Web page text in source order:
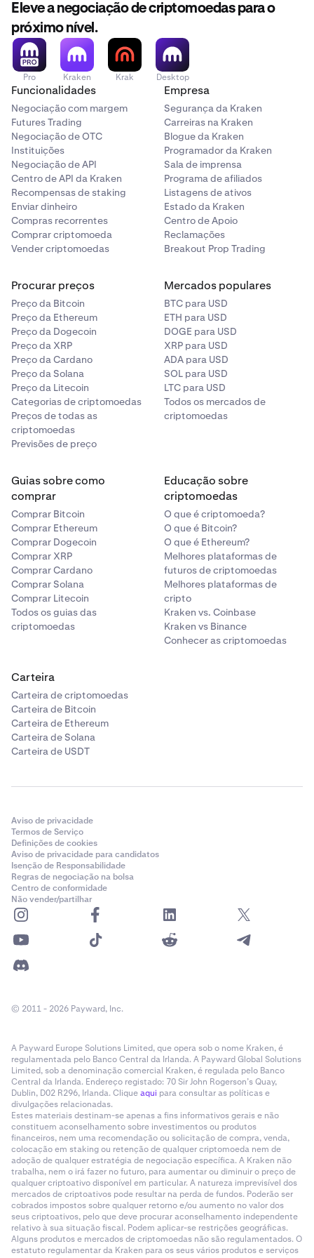
instantâneas.
Negocie NIGHT Perp
Apenas o volume de negociação NIGHT Perp durante
o desafio conta para as recompensas.
Se você ainda não tem uma conta, crie uma e complete
os passos acima antes que o desafio termine.
O volume de negociação da subconta é agregado na
conta principal.
A Kraken reserva-se o direito de desqualificar
participantes que abusem da Promoção, incluindo
através de múltiplas contas, wash trading ou
manipulação de volume.
Toda a participação está sujeita aos Termos de
Serviço da Kraken.
Leia ostermos e condições
da Kraken para todas as
regras do desafio.
Eleve a negociação de criptomoedas para o
próximo nível.
Pro Kraken Krak Desktop
Funcionalidades
Negociação com margem
Futures Trading
Negociação de OTC
Instituições
Negociação de API
Centro de API da Kraken
Recompensas de staking
Enviar dinheiro
Compras recorrentes
Comprar criptomoeda
Vender criptomoedas
Empresa
Segurança da Kraken
Carreiras na Kraken
Blogue da Kraken
Programador da Kraken
Sala de imprensa
Programa de afiliados
Listagens de ativos
Estado da Kraken
Centro de Apoio
Reclamações
Breakout Prop Trading
Procurar preços
Preço da Bitcoin
Preço da Ethereum
Preço da Dogecoin
Preço da XRP
Preço da Cardano
Preço da Solana
Preço da Litecoin
Categorias de criptomoedas
Preços de todas as
criptomoedas
Previsões de preço
Mercados populares
BTC para USD
ETH para USD
DOGE para USD
XRP para USD
ADA para USD
SOL para USD
LTC para USD
Todos os mercados de
criptomoedas
Guias sobre como
comprar
Comprar Bitcoin
Comprar Ethereum
Comprar Dogecoin
Comprar XRP
Comprar Cardano
Comprar Solana
Comprar Litecoin
Todos os guias das
criptomoedas
Educação sobre
criptomoedas
O que é criptomoeda?
O que é Bitcoin?
O que é Ethereum?
Melhores plataformas de
futuros de criptomoedas
Melhores plataformas de
cripto
Kraken vs. Coinbase
Kraken vs Binance
Conhecer as criptomoedas
Carteira
Carteira de criptomoedas
Carteira de Bitcoin
Carteira de Ethereum
Carteira de Solana
Carteira de USDT
Aviso de privacidade
Termos de Serviço
Definições de cookies
Aviso de privacidade para candidatos
Isenção de Responsabilidade
Regras de negociação na bolsa
Centro de conformidade
Não vender/partilhar
© 2011 - 2026 Payward, Inc.
A Payward Europe Solutions Limited, que opera sob o nome Kraken, é
regulamentada pelo Banco Central da Irlanda. A Payward Global Solutions
Limited, sob a denominação comercial Kraken, é regulada pelo Banco
Central da Irlanda. Endereço registado: 70 Sir John Rogerson’s Quay,
Dublin, D02 R296, Irlanda. Cliqueaqui para consultar as políticas e
divulgações relacionadas.
Estes materiais destinam-se apenas a fins informativos gerais e não
constituem aconselhamento sobre investimentos ou produtos
financeiros, nem uma recomendação ou solicitação de compra, venda,
colocação em staking ou retenção de qualquer criptomoeda nem de
adoção de qualquer estratégia de negociação específica. A Kraken não
trabalha, nem o irá fazer no futuro, para aumentar ou diminuir o preço de
qualquer criptoativo disponível em particular. A natureza imprevisível dos
mercados de criptoativos pode resultar na perda de fundos. Poderão ser
cobrados impostos sobre qualquer retorno e/ou aumento no valor dos
seus criptoativos, pelo que deve procurar aconselhamento independente
relativo à sua situação fiscal. Podem aplicar-se restrições geográficas.
Alguns produtos e mercados de criptomoedas não são regulamentados. O
estatuto regulamentar da Kraken para os seus vários produtos e serviços